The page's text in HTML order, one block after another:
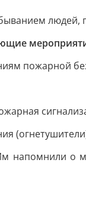
людей,
пожарной
о